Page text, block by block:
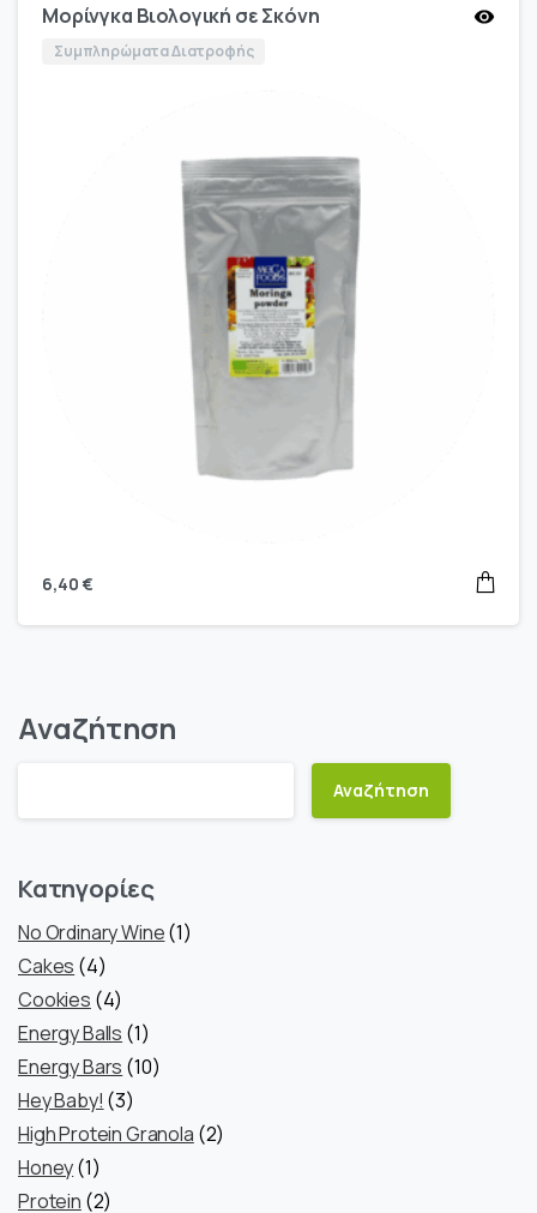
Μορίνγκα Βιολογική σε Σκόνη
Συμπληρώματα Διατροφής
6,40 €
Αναζήτηση
Αναζήτηση
Κατηγορίες
No Ordinary Wine 11
Cakes 44
προϊόντα
Cookies 44
προϊόντα
Energy Balls 11
προϊόν
Energy Bars 1010
Hey Baby! 33
προϊόντα
High Protein Granola 22
Honey 11
προϊόν
Protein 22